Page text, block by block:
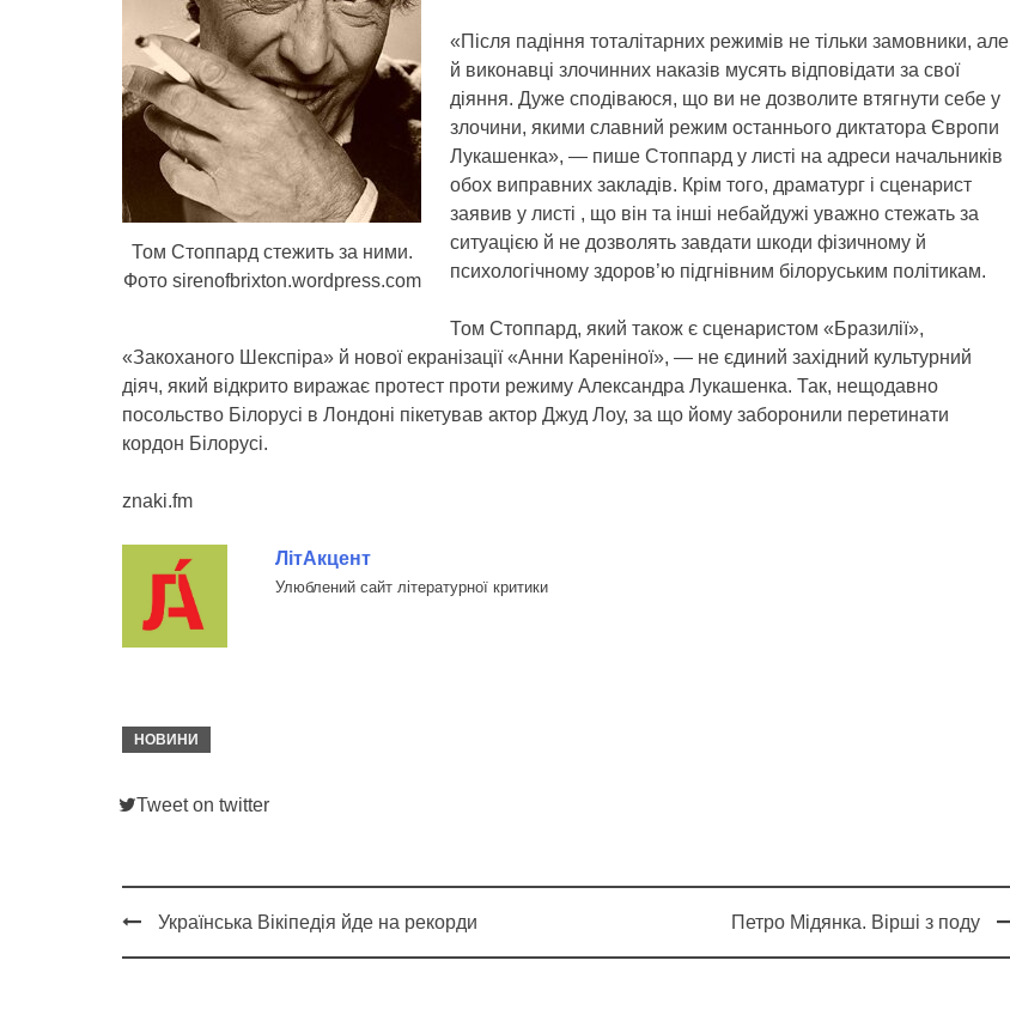
Том Стоппард стежить за ними.
Фото sirenofbrixton.wordpress.com
«Після падіння тоталітарних режимів не тільки замовники, але
й виконавці злочинних наказів мусять відповідати за свої
діяння. Дуже сподіваюся, що ви не дозволите втягнути себе у
злочини, якими славний режим останнього диктатора Європи
Лукашенка», — пише Стоппард у листі на адреси начальників
обох виправних закладів. Крім того, драматург і сценарист
заявив у листі , що він та інші небайдужі уважно стежать за
ситуацією й не дозволять завдати шкоди фізичному й
психологічному здоров’ю підгнівним білоруським політикам.
Том Стоппард, який також є сценаристом «Бразилії»,
«Закоханого Шекспіра» й нової екранізації «Анни Кареніної», — не єдиний західний культурний
діяч, який відкрито виражає протест проти режиму Александра Лукашенка. Так, нещодавно
посольство Білорусі в Лондоні пікетував актор Джуд Лоу, за що йому заборонили перетинати
кордон Білорусі.
znaki.fm
ЛітАкцент
Улюблений сайт літературної критики
НОВИНИ
Tweet on twitter
Post
Українська Вікіпедія йде на рекорди Петро Мідянка. Вірші з поду